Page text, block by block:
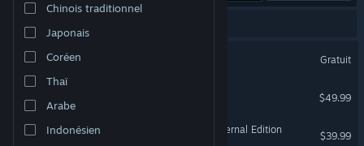
Changer la langue
Télécharger l'application mobile Steam
Voir version ordi. du site
Chinois traditionnel
Japonais
Coréen
Thaï
Arabe
Indonésien
Gratuit
$49.99
Diablo II: Resurrected – Infernal Edition
$39.99